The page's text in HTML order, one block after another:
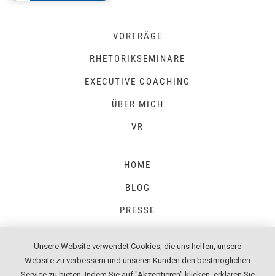
HOME
VORTRÄGE
RHETORIKSEMINARE
EXECUTIVE COACHING
ÜBER MICH
VR
BLOG
PRESSE
IMPRESSUM
Unsere Website verwendet Cookies, die uns helfen, unsere
Website zu verbessern und unseren Kunden den bestmöglichen